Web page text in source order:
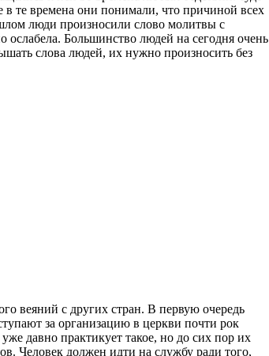
те времена они понимали, что причиной всех
люди произносили слово молитвы с
Большинство людей на сегодня очень
слова людей, их нужно произносить без
веяний с других стран. В первую очередь
за организацию в церкви почти рок
давно практикует такое, но до сих пор их
Человек должен идти на службу ради того,